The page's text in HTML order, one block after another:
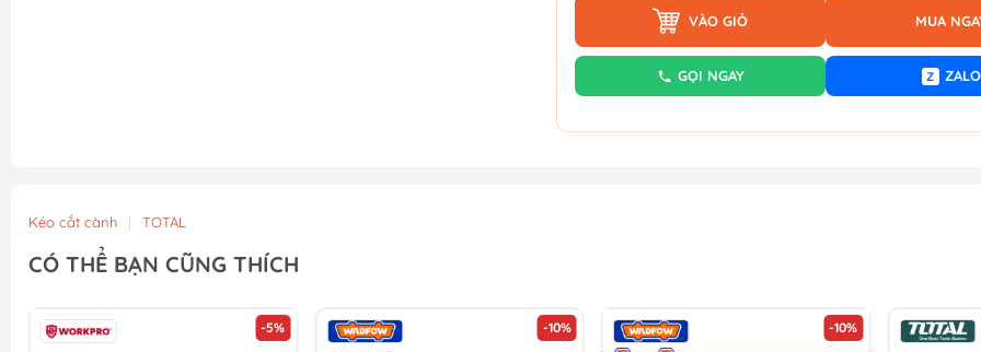
VÀO GIỎ MUA
GỌI NGAY Z ZALO
Kéo cắt cành | TOTAL
CÓ THỂ BẠN CŨNG THÍCH
-5% -10% -10%